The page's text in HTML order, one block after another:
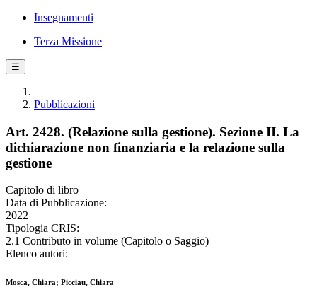
Insegnamenti
Terza Missione
☰
Pubblicazioni
Art. 2428. (Relazione sulla gestione). Sezione II. La
dichiarazione non finanziaria e la relazione sulla
gestione
Capitolo di libro
Data di Pubblicazione:
2022
Tipologia CRIS:
2.1 Contributo in volume (Capitolo o Saggio)
Elenco autori:
Mosca, Chiara; Picciau, Chiara